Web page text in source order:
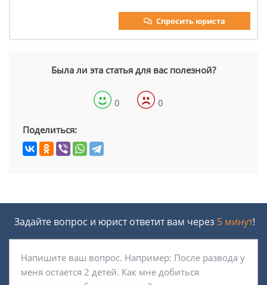
Спросить юриста
Была ли эта статья для вас полезной?
0 0
Поделиться:
Задайте вопрос и юрист ответит вам через 5 минут!